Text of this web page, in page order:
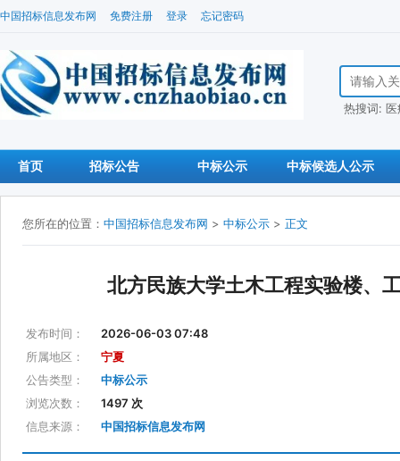
中国招标信息发布网 免费注册 登录 忘记密码
搜索招标信
热搜词:
首页 招标公告 中标公示 中标候选人公示
您所在的位置： 中国招标信息发布网 > 中标公示 > 正文
北方民族大学土木工程实验楼、
发布时间：
2026-06-03 07:48
所属地区：
宁夏
公告类型：
中标公示
浏览次数：
1497 次
信息来源：
中国招标信息发布网